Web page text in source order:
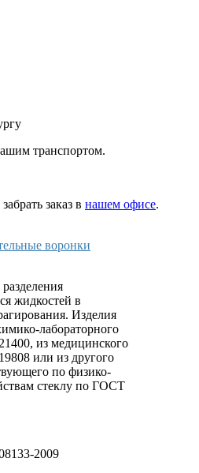
транспортом.
заказ в нашем офисе.
воронки
жидкостей в
Изделия
лабораторного
из медицинского
или из другого
по физико-
стеклу по ГОСТ
2009